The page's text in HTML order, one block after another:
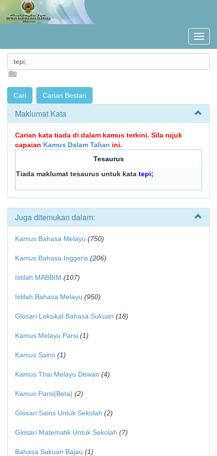
Maklumat Kata
Carian kata tiada di dalam kamus terkini. Sila rujuk
capaian Kamus Dalam Talian ini.
Tesaurus
Tiada maklumat tesaurus untuk kata tepi;
Juga ditemukan dalam:
Kamus Bahasa Melayu (750)
Kamus Bahasa Inggeris (206)
Istilah MABBIM (107)
Istilah Bahasa Melayu (950)
Glosari Leksikal Bahasa Sukuan (18)
Kamus Melayu Parsi (1)
Kamus Sains (1)
Kamus Thai Melayu Dewan (4)
Kamus Parsi(Beta) (2)
Glosari Sains Untuk Sekolah (2)
Glosari Matematik Untuk Sekolah (7)
Bahasa Sukuan Bajau (1)